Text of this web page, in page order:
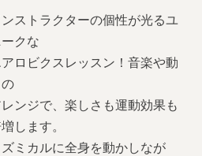
ストラクターの個性が光るユ
クな
ロビクスレッスン！音楽や動
の
ンジで、楽しさも運動効果も
します。
ズミカルに全身を動かしなが